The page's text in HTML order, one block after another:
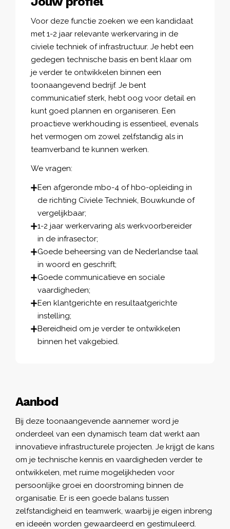
Aanbod
Bij deze toonaangevende aannemer word je
onderdeel van een dynamisch team dat werkt aan
innovatieve infrastructurele projecten. Je krijgt de kans
om je technische kennis en vaardigheden verder te
ontwikkelen, met ruime mogelijkheden voor
persoonlijke groei en doorstroming binnen de
organisatie. Er is een goede balans tussen
zelfstandigheid en teamwerk, waarbij je eigen inbreng
en ideeën worden gewaardeerd en gestimuleerd.
Voor deze functie zoeken we een kandidaat
met 1-2 jaar relevante werkervaring in de
civiele techniek of infrastructuur. Je hebt een
gedegen technische basis en bent klaar om
je verder te ontwikkelen binnen een
toonaangevend bedrijf. Je bent
communicatief sterk, hebt oog voor detail en
kunt goed plannen en organiseren. Een
proactieve werkhouding is essentieel, evenals
het vermogen om zowel zelfstandig als in
teamverband te kunnen werken.
We vragen:
Een afgeronde mbo-4 of hbo-opleiding in
de richting Civiele Techniek, Bouwkunde of
vergelijkbaar;
1-2 jaar werkervaring als werkvoorbereider
in de infrasector;
Goede beheersing van de Nederlandse taal
in woord en geschrift;
Goede communicatieve en sociale
vaardigheden;
Een klantgerichte en resultaatgerichte
instelling;
Bereidheid om je verder te ontwikkelen
binnen het vakgebied.